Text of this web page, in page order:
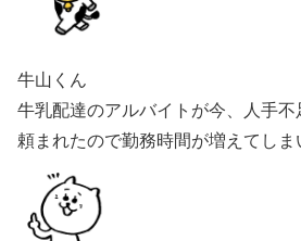
牛山くん
牛乳配達のアルバイトが今、人手
頼まれたので勤務時間が増えてしま